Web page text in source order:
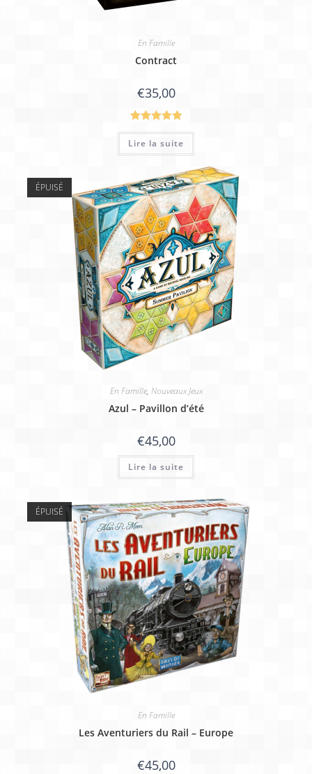
En Famille
Contract
€35,00
Note5.00
sur 5
Lire la suite
ÉPUISÉ
En Famille, Nouveaux Jeux
Azul – Pavillon d’été
€45,00
Lire la suite
ÉPUISÉ
En Famille
Les Aventuriers du Rail – Europe
€45,00